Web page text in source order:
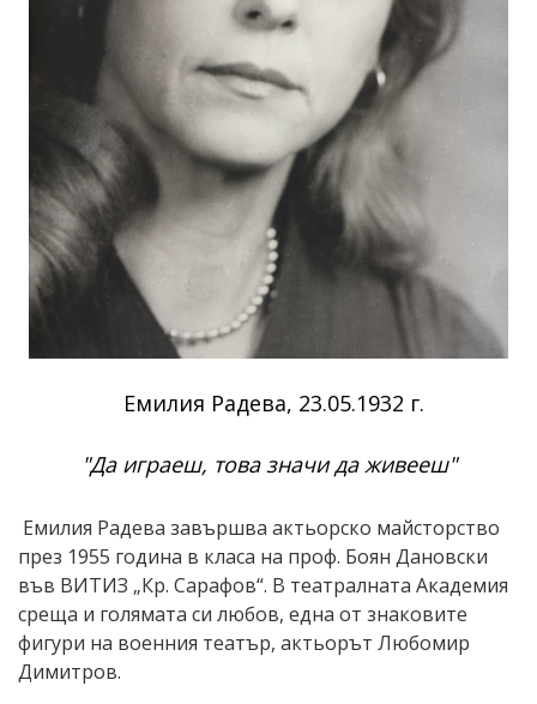
Емилия Радева, 23.05.1932 г.
"Да играеш, това значи да живееш"
Емилия Радева завършва актьорско майсторство
през 1955 година в класа на проф. Боян Дановски
във ВИТИЗ „Кр. Сарафов“. В театралната Академия
среща и голямата си любов, една от знаковите
фигури на военния театър, актьорът Любомир
Димитров.